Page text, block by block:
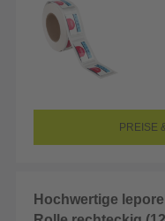
Seitenanzahl: 2-seitig
4/4-farbigPREISE
Hochwertige